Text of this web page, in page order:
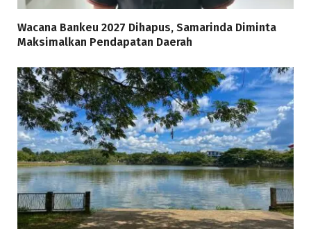
Wacana Bankeu 2027 Dihapus, Samarinda Diminta
Maksimalkan Pendapatan Daerah